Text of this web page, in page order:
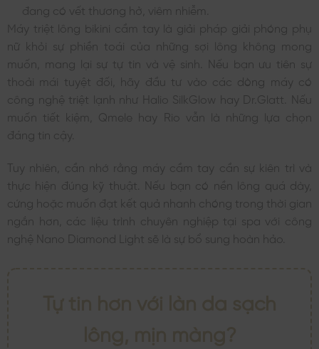
đang có vết thương hở, viêm nhiễm.
Máy triệt lông bikini cầm tay là giải pháp giải phóng phụ
nữ khỏi sự phiền toái của những sợi lông không mong
muốn, mang lại sự tự tin và vệ sinh. Nếu bạn ưu tiên sự
thoải mái tuyệt đối, hãy đầu tư vào các dòng máy có
công nghệ triệt lạnh như Halio SilkGlow hay Dr.Glatt. Nếu
muốn tiết kiệm, Qmele hay Rio vẫn là những lựa chọn
đáng tin cậy.
Tuy nhiên, cần nhớ rằng máy cầm tay cần sự kiên trì và
thực hiện đúng kỹ thuật. Nếu bạn có nền lông quá dày,
cứng hoặc muốn đạt kết quả nhanh chóng trong thời gian
ngắn hơn, các liệu trình chuyên nghiệp tại spa với công
nghệ Nano Diamond Light sẽ là sự bổ sung hoàn hảo.